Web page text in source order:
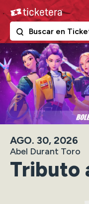
to
content
Accessibility
Buy
Tickets
Search
The following text
AGO. 30, 2026
Abel Durant Toro
Tributo